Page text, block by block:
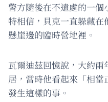
警方隨後在不遠處的一
特相信，貝克一直躲藏
懸崖邊的臨時營地裡。
瓦爾迪茲回憶說，大約
居，當時他看起來「相
發生這樣的事。